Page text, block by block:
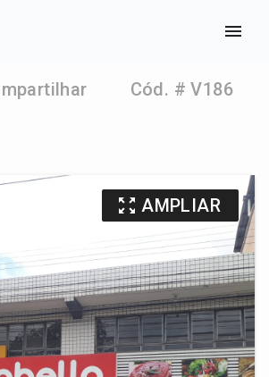
menu
Cód. # V186
zoom_out_map AMPLIAR